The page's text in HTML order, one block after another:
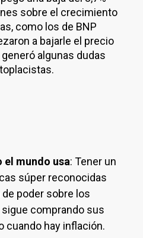
sobre el crecimiento
como los de BNP
a bajarle el precio
algunas dudas
el mundo usa: Tener un
súper reconocidas
poder sobre los
comprando sus
cuando hay inflación.